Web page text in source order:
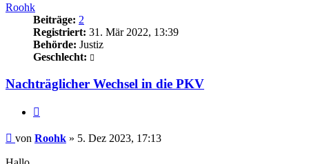
Roohk
Beiträge: 2
Registriert: 31. Mär 2022, 13:39
Behörde: Justiz
Geschlecht:
Nachträglicher Wechsel in die PKV
Beitrag
von Roohk » 5. Dez 2023, 17:13